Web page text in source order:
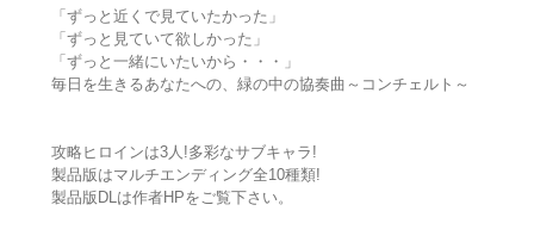
「ずっと近くで見ていたかった」
「ずっと見ていて欲しかった」
「ずっと一緒にいたいから・・・」
毎日を生きるあなたへの、緑の中の協奏曲～コンチェルト～
攻略ヒロインは3人!多彩なサブキャラ!
製品版はマルチエンディング全10種類!
製品版DLは作者HPをご覧下さい。